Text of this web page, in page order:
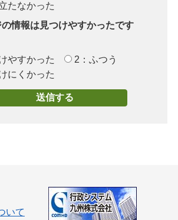
たなかった
の情報は見つけやすかったです
やすかった
2：ふつう
にくかった
いて